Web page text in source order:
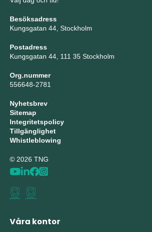
Besöksadress
Kungsgatan 44, Stockholm
Postadress
Kungsgatan 44, 111 35 Stockholm
Org.nummer
556648-2781
Nyhetsbrev
Sitemap
Integritetspolicy
Tillgänglighet
Whistleblowing
© 2026 TNG
Våra kontor